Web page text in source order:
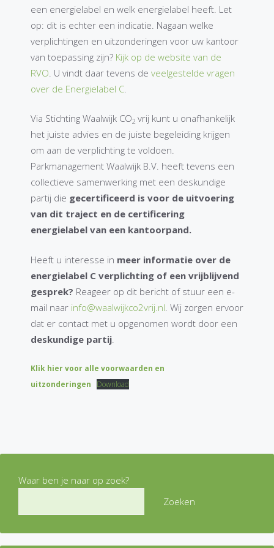
een energielabel en welk energielabel heeft. Let
op: dit is echter een indicatie. Nagaan welke
verplichtingen en uitzonderingen voor uw kantoor
van toepassing zijn? Kijk op de website van de
RVO . U vindt daar tevens de veelgestelde vragen
over de Energielabel C
Via Stichting Waalwijk CO2 vrij kunt u onafhankelijk
het juiste advies en de juiste begeleiding krijgen
om aan de verplichting te voldoen.
Parkmanagement Waalwijk B.V. heeft tevens een
collectieve samenwerking met een deskundige
partij die gecertificeerd is voor de uitvoering
van dit traject en de certificering
energielabel van een kantoorpand.
Heeft u interesse in meer informatie over de
energielabel C verplichting of een vrijblijvend
gesprek? Reageer op dit bericht of stuur een e-
mail naar info@waalwijkco2vrij.nl . Wij zorgen ervoor
dat er contact met u opgenomen wordt door een
deskundige partij
Klik hier voor alle voorwaarden en
uitzonderingen
Download
Waar ben je naar op zoek?
Zoeken